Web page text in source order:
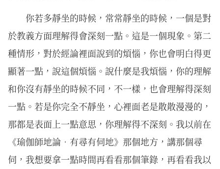
你若多靜坐的時候，常常靜坐的時候，一個是對
於教義方面理解得會深刻一點。這是一個現象。第二
種情形，對於經論裡面說到的煩惱，你也會明白得更
顯著一點，說這個煩惱。說什麼是我煩惱，你的理解
和你沒有靜坐的時候不同，不一樣，也會理解得深刻
一點。若是你完全不靜坐，心裡面老是散散漫漫的，
那都是表面上一點意思，你理解得不深刻。我以前在
《瑜伽師地論．有尋有伺地》那個地方，講那個尋
伺，我想要拿一點時間再看看那個筆錄，再看看我以